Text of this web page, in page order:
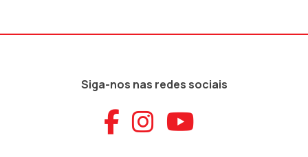
Siga-nos nas redes sociais
Aceder ao
Aceder ao
Aceder